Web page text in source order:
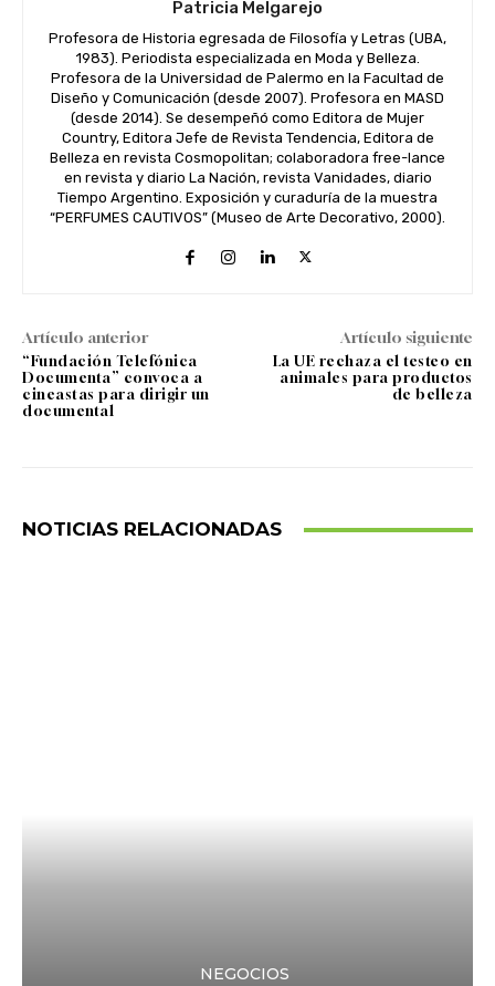
Patricia Melgarejo
Profesora de Historia egresada de Filosofía y Letras (UBA,
1983). Periodista especializada en Moda y Belleza.
Profesora de la Universidad de Palermo en la Facultad de
Diseño y Comunicación (desde 2007). Profesora en MASD
(desde 2014). Se desempeñó como Editora de Mujer
Country, Editora Jefe de Revista Tendencia, Editora de
Belleza en revista Cosmopolitan; colaboradora free-lance
en revista y diario La Nación, revista Vanidades, diario
Tiempo Argentino. Exposición y curaduría de la muestra
“PERFUMES CAUTIVOS” (Museo de Arte Decorativo, 2000).
Artículo anterior
“Fundación Telefónica
Documenta” convoca a
cineastas para dirigir un
documental
Artículo siguiente
La UE rechaza el testeo en
animales para productos
de belleza
NOTICIAS RELACIONADAS
NEGOCIOS